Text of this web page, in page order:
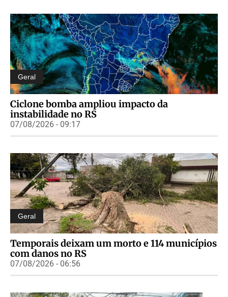
Geral
Ciclone bomba ampliou impacto da
instabilidade no RS
07/08/2026 - 09:17
Geral
Temporais deixam um morto e 114 municípios
com danos no RS
07/08/2026 - 06:56